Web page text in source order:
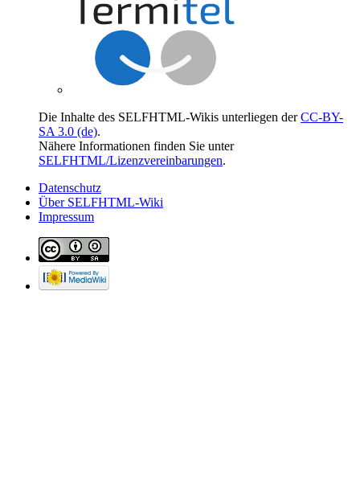
Die Inhalte des SELFHTML-Wikis unterliegen derCC-BY-
SA 3.0 (de).
Nähere Informationen finden Sie unter
SELFHTML/Lizenzvereinbarungen.
Datenschutz
Über SELFHTML-Wiki
Impressum